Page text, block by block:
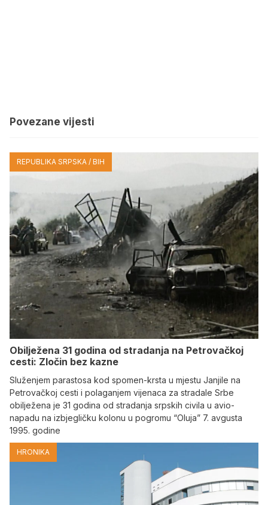
Povezane vijesti
REPUBLIKA SRPSKA / BIH
Obilježena 31 godina od stradanja na Petrovačkoj
cesti: Zločin bez kazne
Služenjem parastosa kod spomen-krsta u mjestu Janjile na
Petrovačkoj cesti i polaganjem vijenaca za stradale Srbe
obilježena je 31 godina od stradanja srpskih civila u avio-
napadu na izbjegličku kolonu u pogromu “Oluja” 7. avgusta
1995. godine
HRONIKA